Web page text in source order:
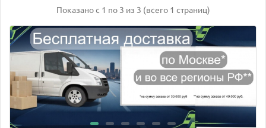
Показано с 1 по 3 из 3 (всего 1 страниц)